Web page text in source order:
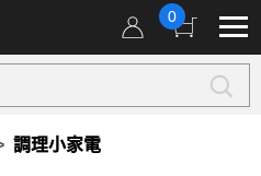
0
調理小家電